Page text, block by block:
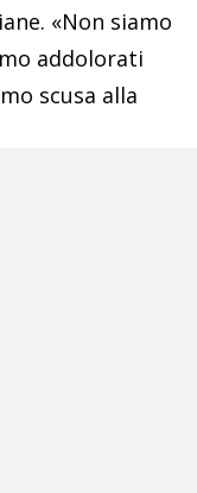
«Non siamo
addolorati
scusa alla